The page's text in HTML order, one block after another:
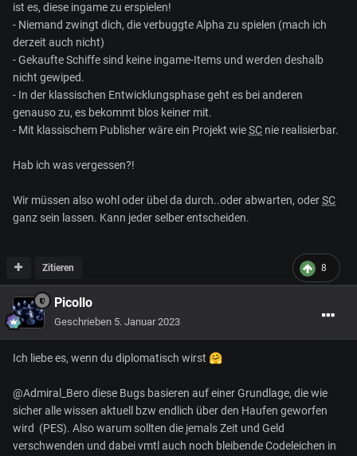
ist es, diese ingame zu erspielen!
- Niemand zwingt dich, die verbuggte Alpha zu spielen (mach ich
derzeit auch nicht)
- Gekaufte Schiffe sind keine ingame-Items und werden deshalb
nicht gewiped.
- In der klassischen Entwicklungsphase geht es bei anderen
genauso zu, es bekommt blos keiner mit.
- Mit klassischem Publisher wäre ein Projekt wieSC nie realisierbar.
Hab ich was vergessen?!
Wir müssen also wohl oder übel da durch..oder abwarten, oderSC
ganz sein lassen. Kann jeder selber entscheiden.
8
Zitieren
Picollo
Geschrieben 5. Januar 2023
Ich liebe es, wenn du diplomatisch wirst 🤗
@Admiral_Bero diese Bugs basieren auf einer Grundlage, die wie
sicher alle wissen aktuell bzw endlich über den Haufen geworfen
wird (PES). Also warum sollten die jemals Zeit und Geld
verschwenden und dabei vmtl auch noch bleibende Codeleichen in